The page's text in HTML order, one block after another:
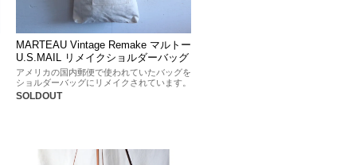
MARTEAU Vintage Remake マルトー
U.S.MAIL リメイクショルダーバッグ
アメリカの国内郵便で使われていたバッグを
ショルダーバッグにリメイクされています。
SOLDOUT